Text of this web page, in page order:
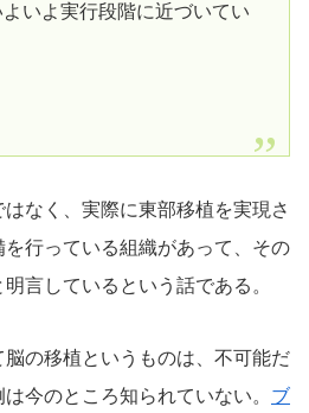
いよ実行段階に近づいてい
なく、実際に東部移植を実現さ
行っている組織があって、その
言しているという話である。
の移植というものは、不可能だ
今のところ知られていない。 ブ